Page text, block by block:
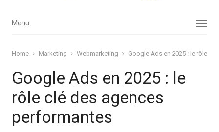
Menu
Menu
Home Marketing Webmarketing Google Ads en 2025 : le rôle
Google Ads en 2025 : le
rôle clé des agences
performantes